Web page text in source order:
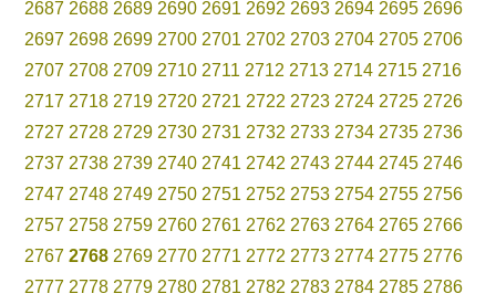
2687 2688 2689 2690 2691 2692 2693 2694 2695 2696
2697 2698 2699 2700 2701 2702 2703 2704 2705 2706
2707 2708 2709 2710 2711 2712 2713 2714 2715 2716
2717 2718 2719 2720 2721 2722 2723 2724 2725 2726
2727 2728 2729 2730 2731 2732 2733 2734 2735 2736
2737 2738 2739 2740 2741 2742 2743 2744 2745 2746
2747 2748 2749 2750 2751 2752 2753 2754 2755 2756
2757 2758 2759 2760 2761 2762 2763 2764 2765 2766
2767 2768 2769 2770 2771 2772 2773 2774 2775 2776
2777 2778 2779 2780 2781 2782 2783 2784 2785 2786